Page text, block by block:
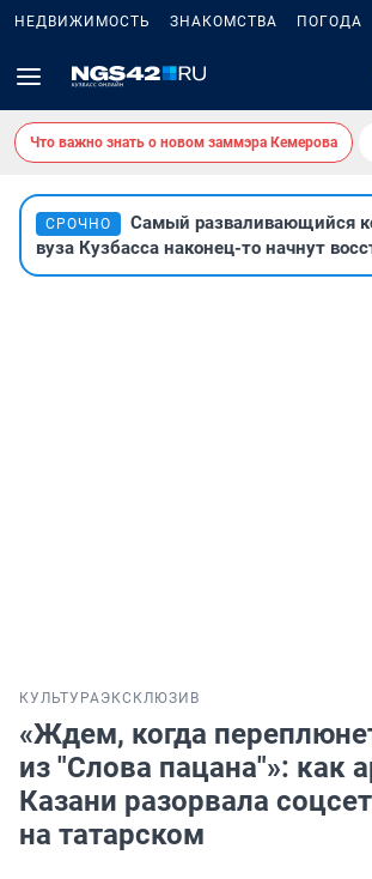
НЕДВИЖИМОСТЬ ЗНАКОМСТВА ПОГОДА
Что важно знать о новом заммэра Кемерова
СРОЧНО
Самый разваливающийся
вуза Кузбасса наконец-то начнут
КУЛЬТУРАЭКСКЛЮЗИВ
«Ждем, когда
из "Слова пацана"»: как
Казани разорвала
на татарском